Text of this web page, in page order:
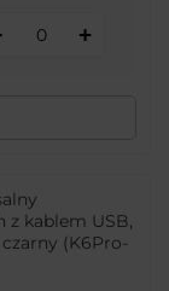
+
z kablem USB,
(K6Pro-